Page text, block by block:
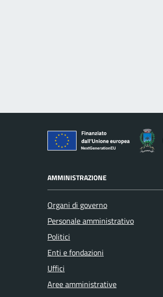
AMMINISTRAZIONE
Organi di governo
Personale amministrativo
Politici
Enti e fondazioni
Uffici
Aree amministrative